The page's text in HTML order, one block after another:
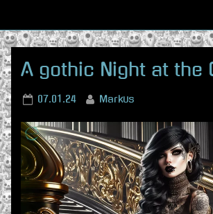
to
content
A gothic Night at the
Posted
07.01.24 By
Markus